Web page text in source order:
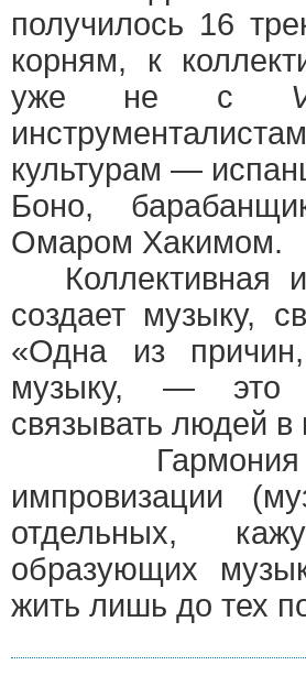
получилось 16
корням, к
уже не с
культурам —
Боно,
Омаром Хакимом.
Коллективная
создает музыку,
«Одна из
музыку, — это
связывать людей в
Гармония
импровизации
отдельных,
образующих
жить лишь до тех